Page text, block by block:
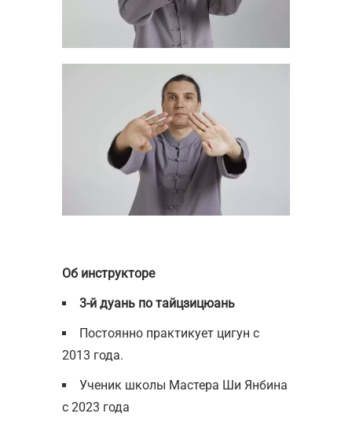
Об инструкторе
3-й дуань по тайцзицюань
Постоянно практикует цигун с
2013 года.
Ученик школы Мастера Ши Янбина
с 2023 года